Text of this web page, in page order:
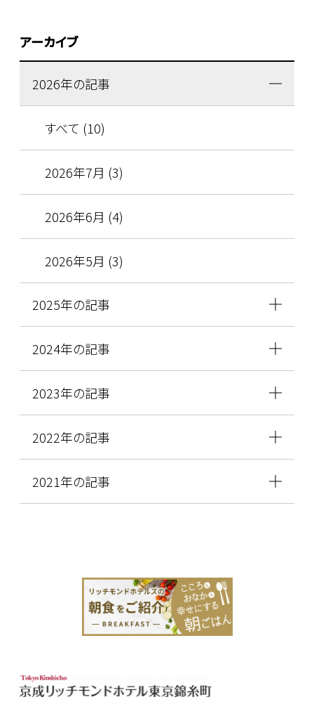
アーカイブ
2026年の記事
すべて (10)
2026年7月 (3)
2026年6月 (4)
2026年5月 (3)
2025年の記事
2024年の記事
2023年の記事
2022年の記事
2021年の記事